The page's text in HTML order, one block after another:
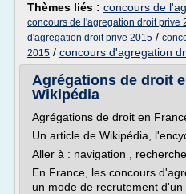
Thèmes liés : concours de
concours de l'agregation droit prive
d'agregation droit prive 2015 /
2015 / concours d'agregation
Agrégations de droit
Wikipédia
Agrégations de droit en
Un article de Wikipédia,
Aller à : navigation ,
En France, les concours
un mode de recrutement